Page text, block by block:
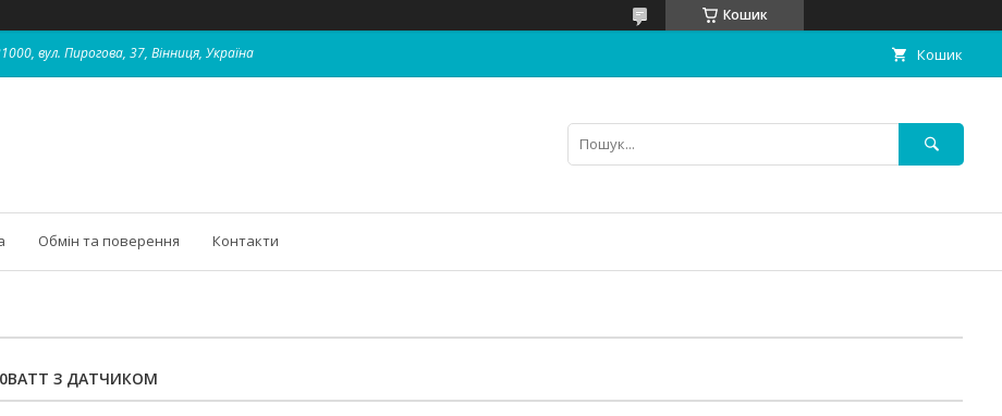
Кошик
вул. Пирогова, 37, Вінниця, Україна Кошик
Обмін та поверення Контакти
З ДАТЧИКОМ